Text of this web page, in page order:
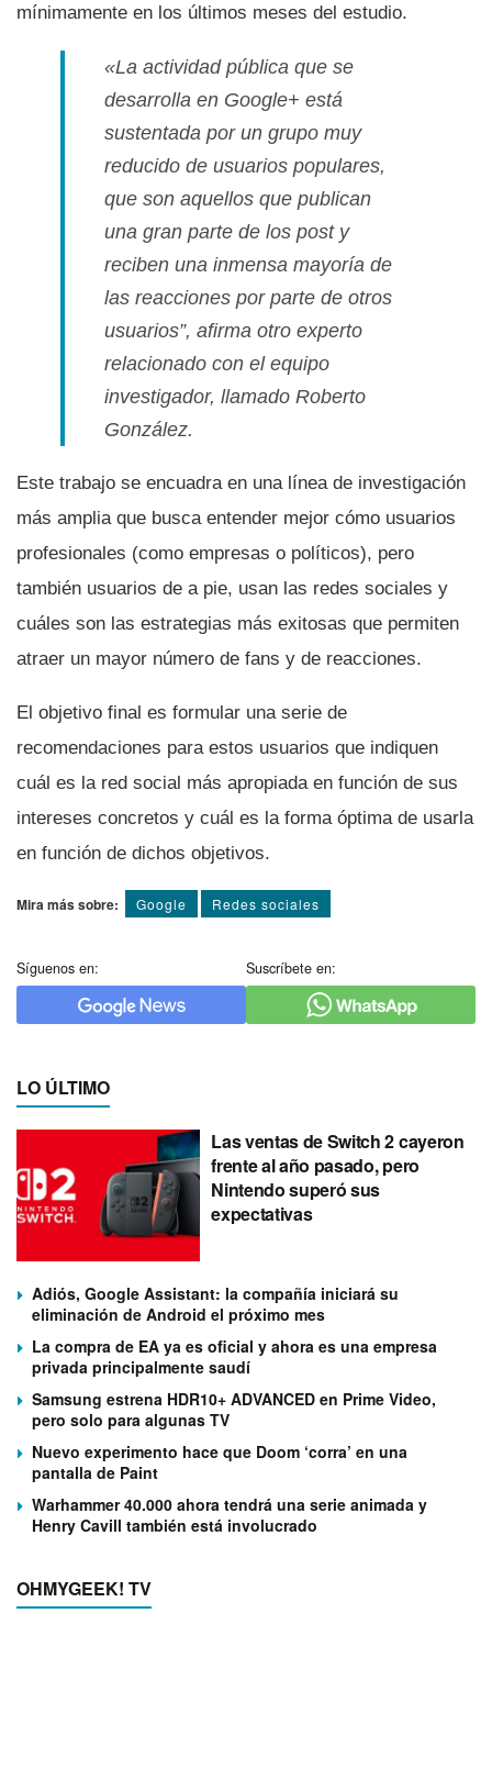
mí­nimamente en los últimos meses del estudio.
«La actividad pública que se
desarrolla en Google+ está
sustentada por un grupo muy
reducido de usuarios populares,
que son aquellos que publican
una gran parte de los posty
reciben una inmensa mayorí­a de
las reacciones por parte de otros
usuarios”, afirma otro experto
relacionado con el equipo
investigador, llamado Roberto
González.
Este trabajo se encuadra en una lí­nea de investigación
más amplia que busca entender mejor cómo usuarios
profesionales (como empresas o polí­ticos), pero
también usuarios de a pie, usan las redes sociales y
cuáles son las estrategias más exitosas que permiten
atraer un mayor número de fans y de reacciones.
El objetivo final es formular una serie de
recomendaciones para estos usuarios que indiquen
cuál es la red social más apropiada en función de sus
intereses concretos y cuál es la forma óptima de usarla
en función de dichos objetivos.
Mira más sobre: Google Redes sociales
Síguenos en: Suscríbete en:
LO ÚLTIMO
Las ventas de Switch 2 cayeron
frente al año pasado, pero
Nintendo superó sus
expectativas
Adiós, Google Assistant: la compañía iniciará su
eliminación de Android el próximo mes
La compra de EA ya es oficial y ahora es una empresa
privada principalmente saudí
Samsung estrena HDR10+ ADVANCED en Prime Video,
pero solo para algunas TV
Nuevo experimento hace que Doom ‘corra’ en una
pantalla de Paint
Warhammer 40.000 ahora tendrá una serie animada y
Henry Cavill también está involucrado
OHMYGEEK! TV